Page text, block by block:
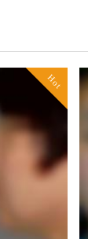
Hot